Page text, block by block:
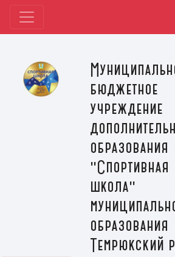
бюджетное
учреждение
образования
"Спортивная
школа"
образования
Темрюкский